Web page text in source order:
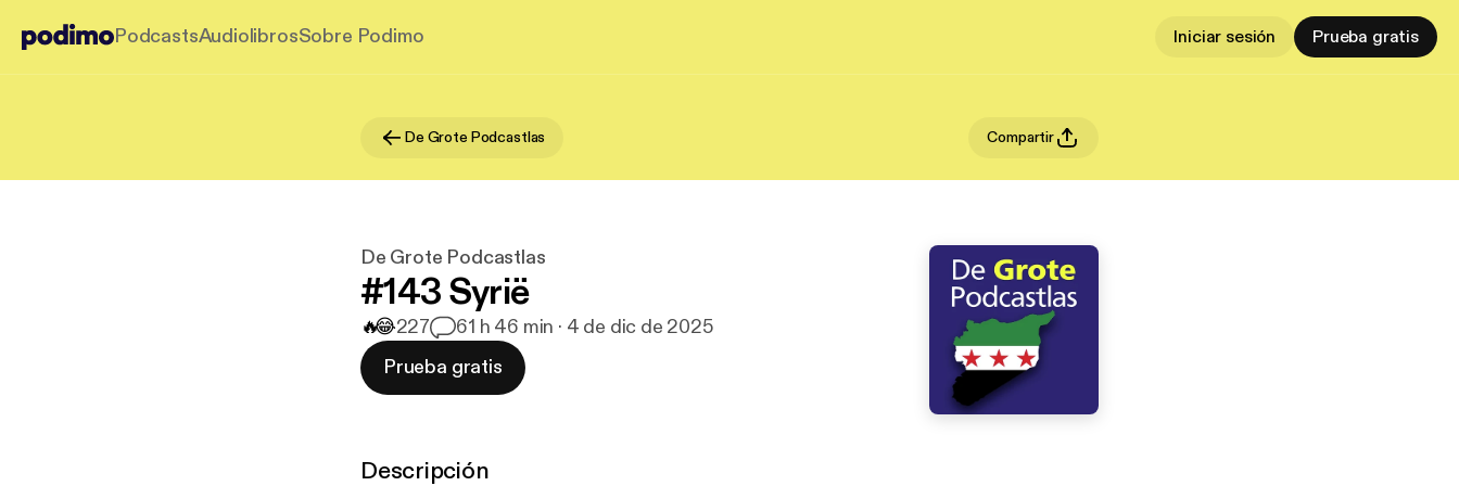
PodcastsAudiolibrosSobre Podimo Iniciar sesión Prueba gratis
De Grote Podcastlas Compartir
De Grote Podcastlas
#143 Syrië
🔥😂227 61 h 46 min · 4 de dic de 2025
Prueba gratis
Descripción